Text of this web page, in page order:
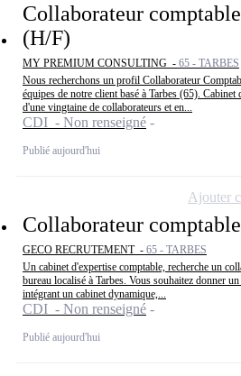
Collaborateur
(H/F)
MY PREMIUM CONSULTING - 65 - TARBES
Nous recherchons un profil Collaborateur
équipes de notre client basé à Tarbes (65).
d'une vingtaine de collaborateurs et en...
CDI - Non renseigné
Publié aujourd'hui
Collaborateur
GECO RECRUTEMENT - 65 - TARBES
Un cabinet d'expertise comptable, recherche un
bureau localisé à Tarbes. Vous souhaitez donner
intégrant un cabinet dynamique,...
CDI - Non renseigné
Publié aujourd'hui
Ajouter